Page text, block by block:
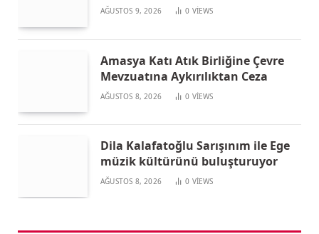
AĞUSTOS 9, 2026 0 VIEWS
Amasya Katı Atık Birliğine Çevre
Mevzuatına Aykırılıktan Ceza
AĞUSTOS 8, 2026 0 VIEWS
Dila Kalafatoğlu Sarışınım ile Ege
müzik kültürünü buluşturuyor
AĞUSTOS 8, 2026 0 VIEWS